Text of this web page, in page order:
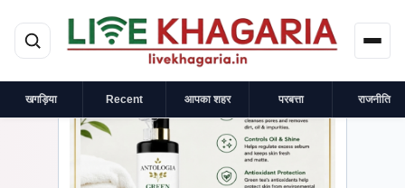
मुख्य सामग्री पर जाएं
खगड़िया Recent आपका शहर परबत्ता राजनीति
×
प्रायोजित